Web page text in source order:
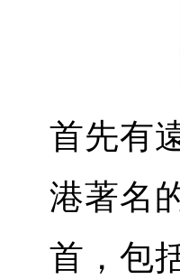
首先有
港著名
首，包